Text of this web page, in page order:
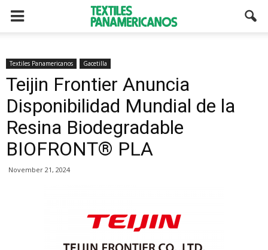
Textiles Panamericanos Gacetilla
Teijin Frontier Anuncia
Disponibilidad Mundial de la
Resina Biodegradable
BIOFRONT® PLA
November 21, 2024